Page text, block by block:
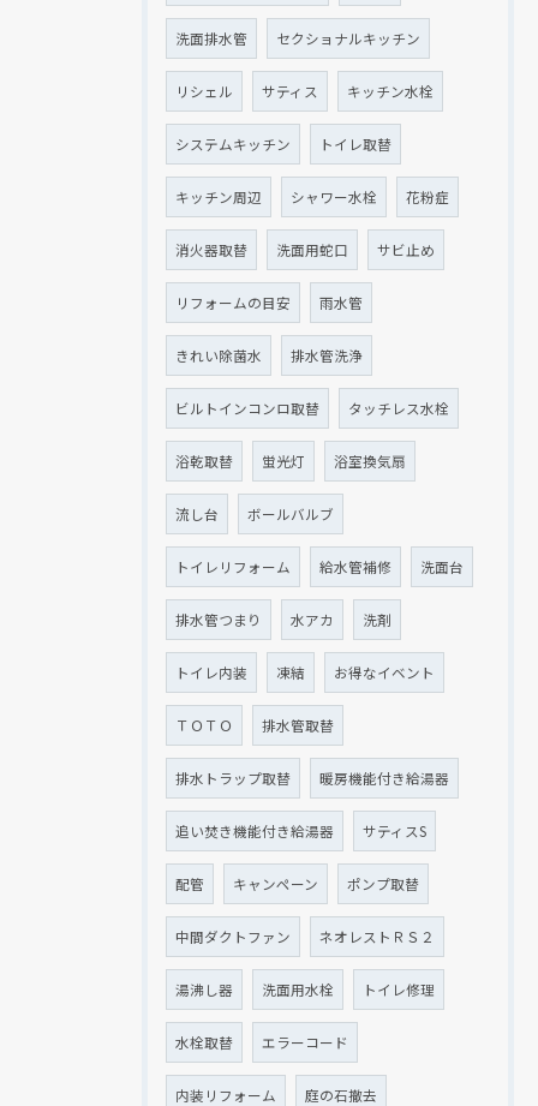
洗面排水管 セクショナルキッチン
リシェル サティス キッチン水栓
システムキッチン トイレ取替
キッチン周辺 シャワー水栓 花粉症
消火器取替 洗面用蛇口 サビ止め
リフォームの目安 雨水管
きれい除菌水 排水管洗浄
ビルトインコンロ取替 タッチレス水栓
浴乾取替 蛍光灯 浴室換気扇
流し台 ボールバルブ
トイレリフォーム 給水管補修 洗面台
排水管つまり 水アカ 洗剤
トイレ内装 凍結 お得なイベント
ＴＯＴＯ 排水管取替
排水トラップ取替 暖房機能付き給湯器
追い焚き機能付き給湯器 サティスS
配管 キャンペーン ポンプ取替
中間ダクトファン ネオレストＲＳ２
湯沸し器 洗面用水栓 トイレ修理
水栓取替 エラーコード
内装リフォーム 庭の石撤去